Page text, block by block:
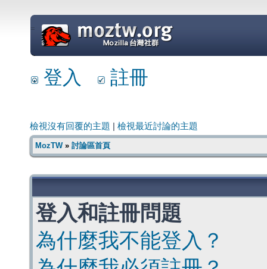
=
登入 註冊
檢視沒有回覆的主題 檢視最近討論的主題
MozTW» 討論區首頁
登入和註冊問題
為什麼我不能登入？